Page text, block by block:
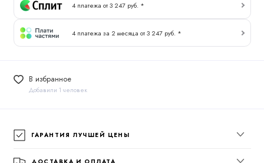
4 платежа от 3 247 руб. *
4 платежа за 2 месяца от 3 247 руб. *
В избранное
Добавили 1 человек
ГАРАНТИЯ ЛУЧШЕЙ ЦЕНЫ